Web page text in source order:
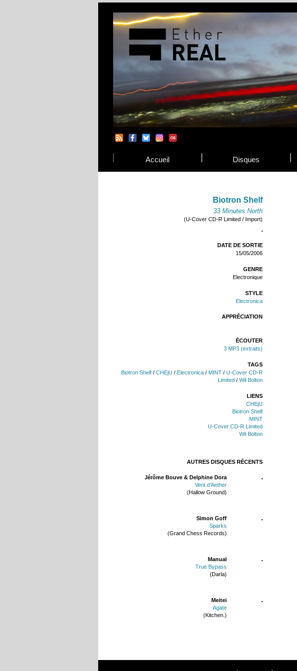
Accueil Disques
Biotron Shelf
33 Minutes North
(U-Cover CD-R Limited / Import)
DATE DE SORTIE
15/05/2006
GENRE
Electronique
STYLE
Electronica
APPRÉCIATION
ÉCOUTER
3 MP3 (extraits)
TAGS
Biotron Shelf / CHEjU / Electronica / MINT / U-Cover CD-R
Limited / Wil Bolton
LIENS
CHEjU
Biotron Shelf
MINT
U-Cover CD-R Limited
Wil Bolton
AUTRES DISQUES RÉCENTS
Jérôme Bouve & Delphine Dora
Vent d’Aether
(Hallow Ground)
Simon Goff
Sparks
(Grand Chess Records)
Manual
True Bypass
(Darla)
Meitei
Agate
(Kitchen.)